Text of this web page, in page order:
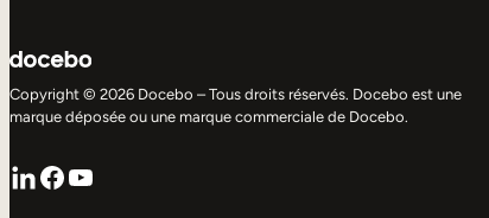
Copyright © 2026 Docebo – Tous droits réservés. Docebo est une
marque déposée ou une marque commerciale de Docebo.
LinkedIn
Facebook
YouTube